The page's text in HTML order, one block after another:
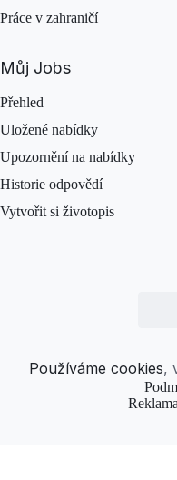
Práce v zahraničí
Můj Jobs
Přehled
Uložené nabídky
Upozornění na nabídky
Historie odpovědí
Vytvořit si životopis
Používáme cookies,